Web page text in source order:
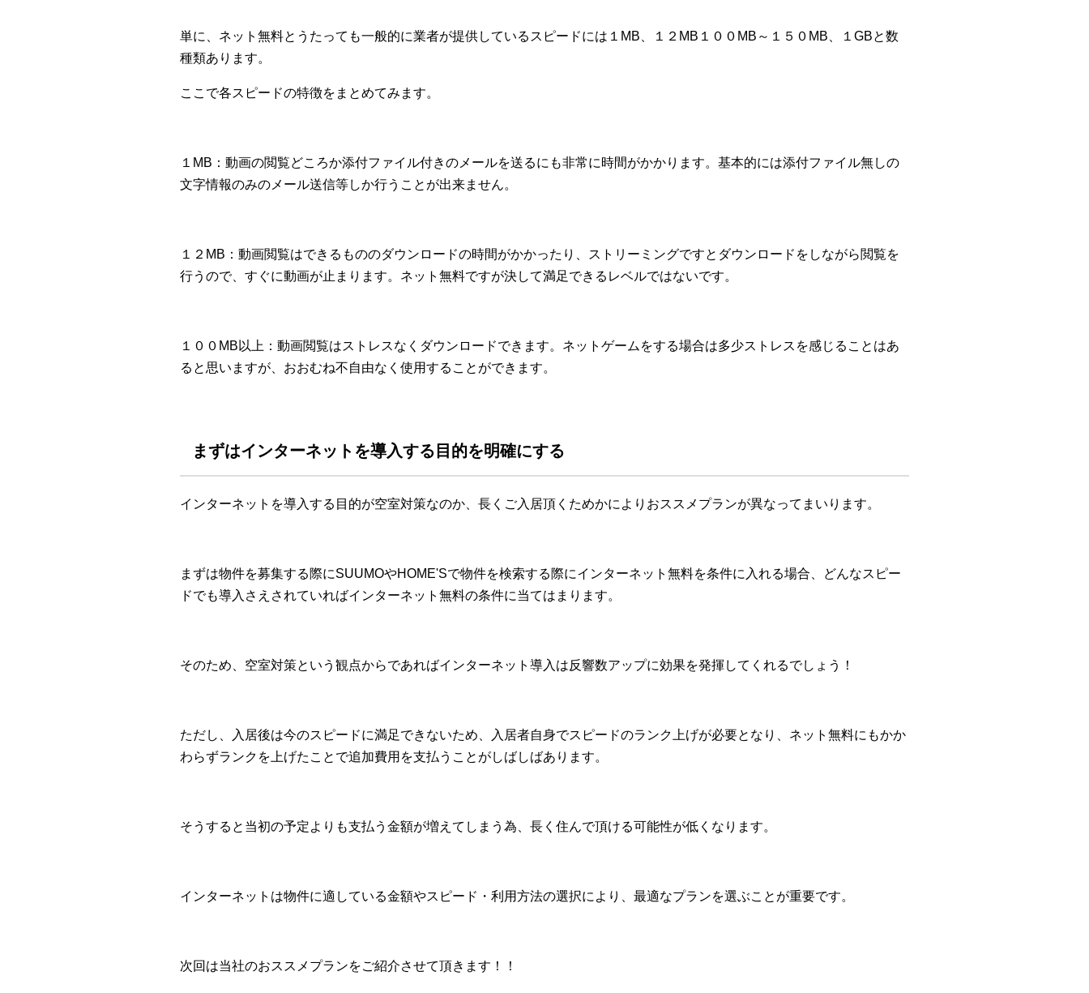
単に、ネット無料とうたっても一般的に業者が提供しているスピードには１MB、１２MB１００MB～１５０MB、１GBと数
種類あります。
ここで各スピードの特徴をまとめてみます。
１MB：動画の閲覧どころか添付ファイル付きのメールを送るにも非常に時間がかかります。基本的には添付ファイル無しの
文字情報のみのメール送信等しか行うことが出来ません。
１２MB：動画閲覧はできるもののダウンロードの時間がかかったり、ストリーミングですとダウンロードをしながら閲覧を
行うので、すぐに動画が止まります。ネット無料ですが決して満足できるレベルではないです。
１００MB以上：動画閲覧はストレスなくダウンロードできます。ネットゲームをする場合は多少ストレスを感じることはあ
ると思いますが、おおむね不自由なく使用することができます。
まずはインターネットを導入する目的を明確にする
インターネットを導入する目的が空室対策なのか、長くご入居頂くためかによりおススメプランが異なってまいります。
まずは物件を募集する際にSUUMOやHOME'Sで物件を検索する際にインターネット無料を条件に入れる場合、どんなスピー
ドでも導入さえされていればインターネット無料の条件に当てはまります。
そのため、空室対策という観点からであればインターネット導入は反響数アップに効果を発揮してくれるでしょう！
ただし、入居後は今のスピードに満足できないため、入居者自身でスピードのランク上げが必要となり、ネット無料にもかか
わらずランクを上げたことで追加費用を支払うことがしばしばあります。
そうすると当初の予定よりも支払う金額が増えてしまう為、長く住んで頂ける可能性が低くなります。
インターネットは物件に適している金額やスピード・利用方法の選択により、最適なプランを選ぶことが重要です。
次回は当社のおススメプランをご紹介させて頂きます！！